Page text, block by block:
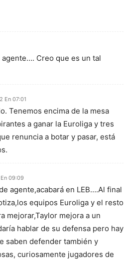
Creo que es un tal
En 07:01
Tenemos encima de la mesa
a ganar la Euroliga y tres
renuncia a botar y pasar, está
09:09
agente,acabará en LEB….Al final
equipos Euroliga y el resto
mejorar,Taylor mejora a un
hablar de su defensa pero hay
saben defender también y
curiosamente jugadores de